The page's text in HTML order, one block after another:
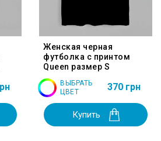
Женская черная
футболка с принтом
Queen размер S
ВЫБРАТЬ
ЦВЕТ
370 грн
Купить